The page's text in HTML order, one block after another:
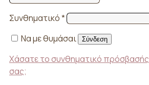
Συνθηματικό*
Να με θυμάσαι
Σύνδεση
Χάσατε το συνθηματικό πρόσβασής
σας;